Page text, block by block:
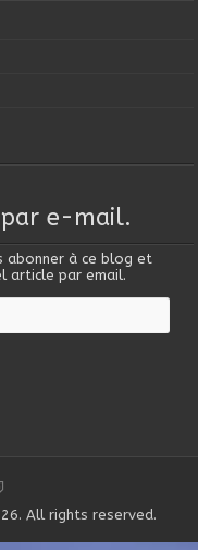
e-mail.
abonner à ce blog et
article par email.
All rights reserved.